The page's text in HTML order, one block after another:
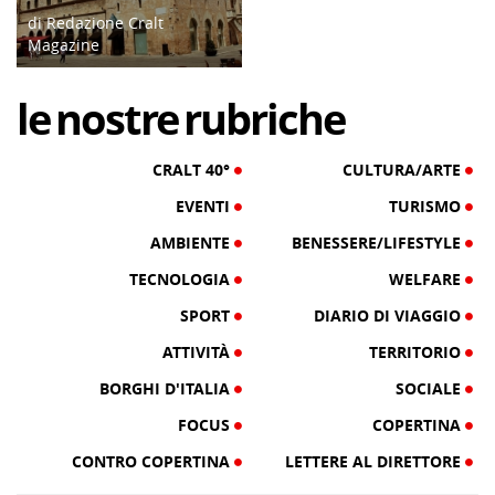
di Redazione Cralt
Magazine
lenostrerubriche
CRALT 40°
CULTURA/ARTE
EVENTI
TURISMO
AMBIENTE
BENESSERE/LIFESTYLE
TECNOLOGIA
WELFARE
SPORT
DIARIO DI VIAGGIO
ATTIVITÀ
TERRITORIO
BORGHI D'ITALIA
SOCIALE
FOCUS
COPERTINA
CONTRO COPERTINA
LETTERE AL DIRETTORE